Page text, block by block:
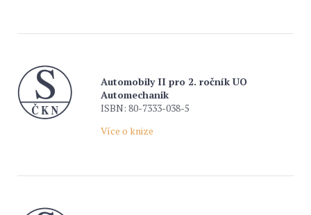
Automobily II pro 2. ročník UO
Automechanik
ISBN: 80-7333-038-5
Více o knize